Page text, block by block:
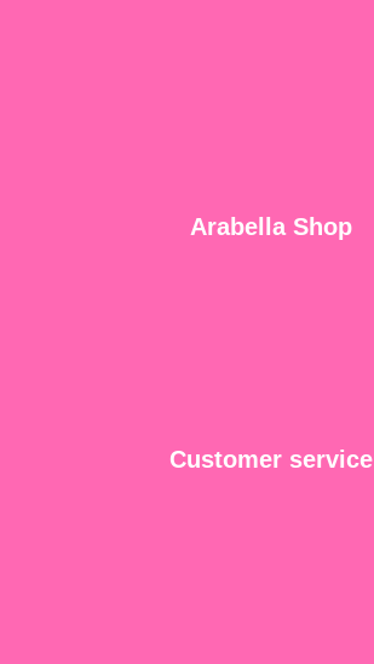
Arabella Shop
Customer service